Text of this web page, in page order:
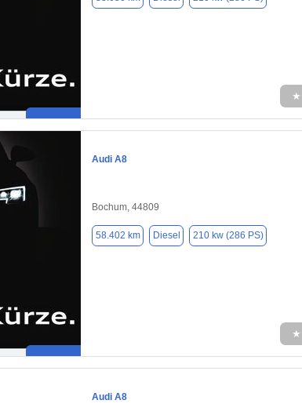
★
Audi A8
Bochum, 44809
58.402 km Diesel 210 kw (286 PS)
★
Audi A8